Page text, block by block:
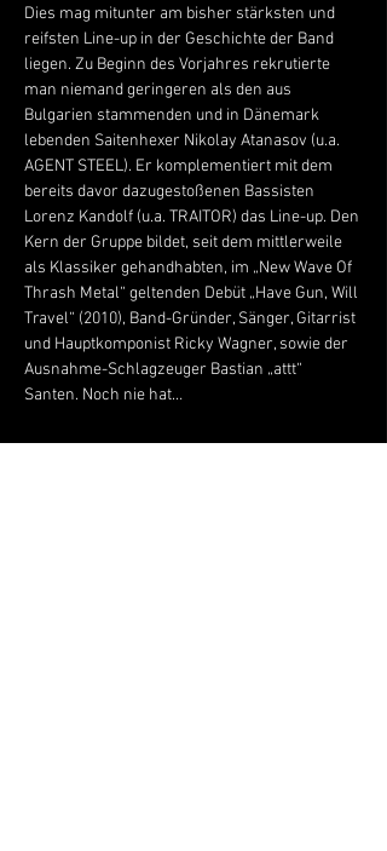
Dies mag mitunter am bisher stärksten und
reifsten Line-up in der Geschichte der Band
liegen. Zu Beginn des Vorjahres rekrutierte
man niemand geringeren als den aus
Bulgarien stammenden und in Dänemark
lebenden Saitenhexer Nikolay Atanasov (u.a.
AGENT STEEL). Er komplementiert mit dem
bereits davor dazugestoßenen Bassisten
Lorenz Kandolf (u.a. TRAITOR) das Line-up. Den
Kern der Gruppe bildet, seit dem mittlerweile
als Klassiker gehandhabten, im „New Wave Of
Thrash Metal“ geltenden Debüt „Have Gun, Will
Travel“ (2010), Band-Gründer, Sänger, Gitarrist
und Hauptkomponist Ricky Wagner, sowie der
Ausnahme-Schlagzeuger Bastian „attt“
Santen. Noch nie hat…